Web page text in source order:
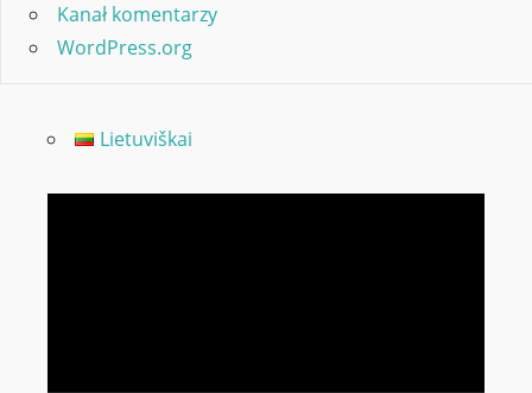
Kanał komentarzy
WordPress.org
Lietuviškai